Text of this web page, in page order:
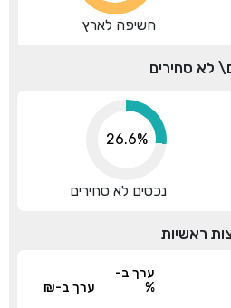
חשיפה לארץ
לא סחירים
26.6%
נכסים לא סחירים
ערך ב-
%
ערך ב-₪